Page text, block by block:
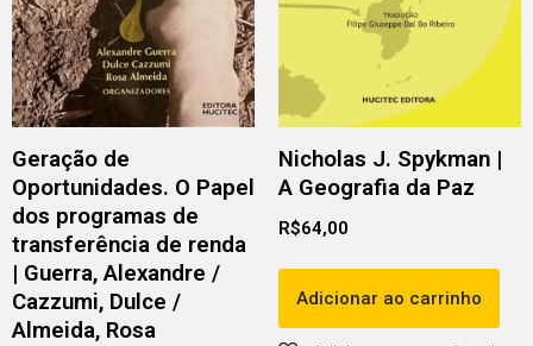
Geração de
Oportunidades. O Papel
dos programas de
transferência de renda
| Guerra, Alexandre /
Cazzumi, Dulce /
Almeida, Rosa
Nicholas J. Spykman |
A Geografia da Paz
R$64,00
Adicionar ao carrinho